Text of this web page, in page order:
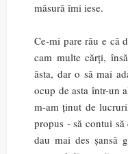
măsură îmi iese.
Ce-mi pare rău e că
cam multe cărți,
ăsta, dar o să mai
ocup de asta într-un
m-am ținut de
propus - să contui
dau mai des șansă